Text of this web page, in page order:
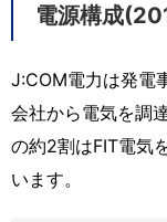
電源構成
J:COM電力は発電
会社から電気を調
の約2割はFIT電気
います。